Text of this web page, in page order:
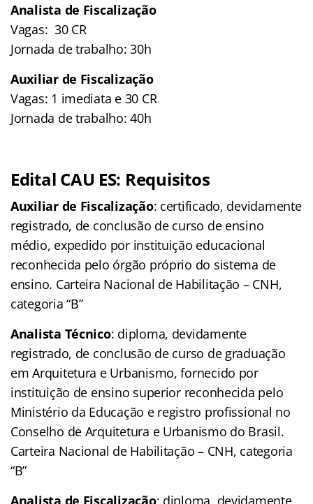
Analista de Fiscalização
Vagas: 30 CR
Jornada de trabalho: 30h
Auxiliar de Fiscalização
Vagas: 1 imediata e 30 CR
Jornada de trabalho: 40h
Edital CAU ES: Requisitos
Auxiliar de Fiscalização: certificado, devidamente
registrado, de conclusão de curso de ensino
médio, expedido por instituição educacional
reconhecida pelo órgão próprio do sistema de
ensino. Carteira Nacional de Habilitação – CNH,
categoria “B”
Analista Técnico: diploma, devidamente
registrado, de conclusão de curso de graduação
em Arquitetura e Urbanismo, fornecido por
instituição de ensino superior reconhecida pelo
Ministério da Educação e registro profissional no
Conselho de Arquitetura e Urbanismo do Brasil.
Carteira Nacional de Habilitação – CNH, categoria
“B”
Analista de Fiscalização: diploma, devidamente